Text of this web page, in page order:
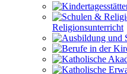
Religionsunterricht